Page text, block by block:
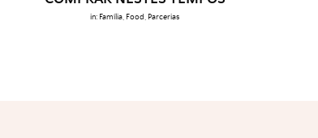
in: Família Food Parcerias